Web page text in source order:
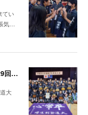
てい
気…
結果報告：小学生の部にて優勝！〜第29回 沖縄県立武道館少年剣道大会〜
大